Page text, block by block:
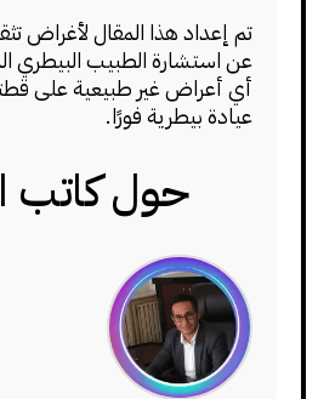
تم إعداد هذا المقال لأغراض
عن استشارة الطبيب
أي أعراض غير طبيعية على
عيادة بيطرية فورًا.
حول كاتب